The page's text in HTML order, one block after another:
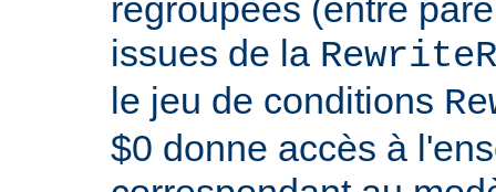
regroupées (entre
issues de la
le jeu de conditions
$0 donne accès à